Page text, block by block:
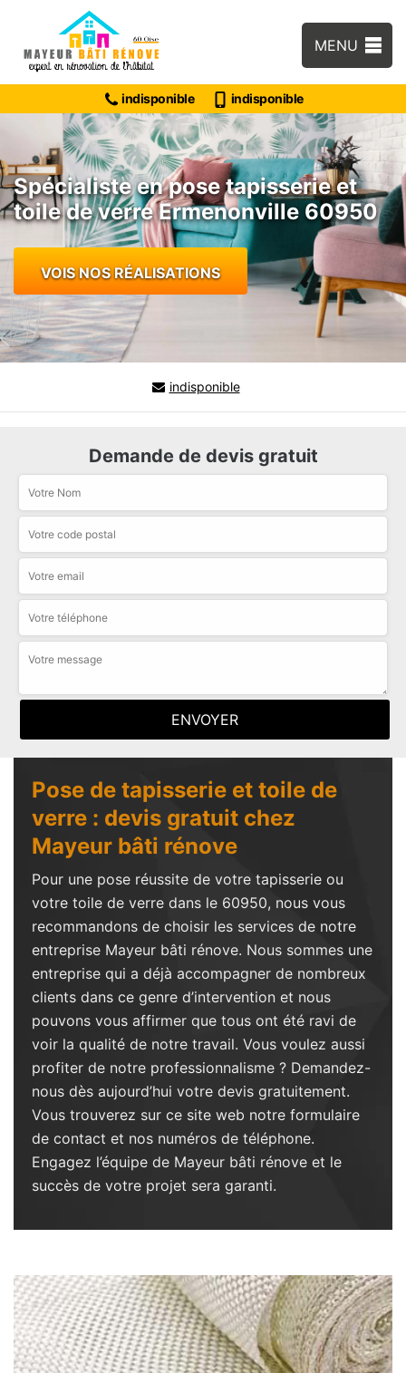
MENU
indisponible indisponible
Spécialiste en pose tapisserie et
toile de verre Ermenonville 60950
VOIS NOS RÉALISATIONS
indisponible
Demande de devis gratuit
Pose de tapisserie et toile de
verre : devis gratuit chez
Mayeur bâti rénove
Pour une pose réussite de votre tapisserie ou
votre toile de verre dans le 60950, nous vous
recommandons de choisir les services de notre
entreprise Mayeur bâti rénove. Nous sommes une
entreprise qui a déjà accompagner de nombreux
clients dans ce genre d’intervention et nous
pouvons vous affirmer que tous ont été ravi de
voir la qualité de notre travail. Vous voulez aussi
profiter de notre professionnalisme ? Demandez-
nous dès aujourd’hui votre devis gratuitement.
Vous trouverez sur ce site web notre formulaire
de contact et nos numéros de téléphone.
Engagez l’équipe de Mayeur bâti rénove et le
succès de votre projet sera garanti.